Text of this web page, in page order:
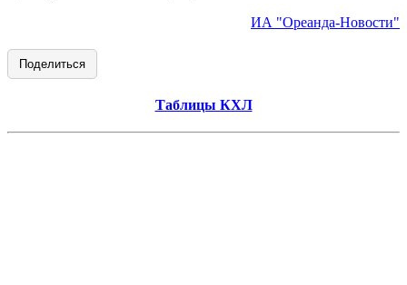
ИА "Ореанда-Новости"
Поделиться
Таблицы КХЛ